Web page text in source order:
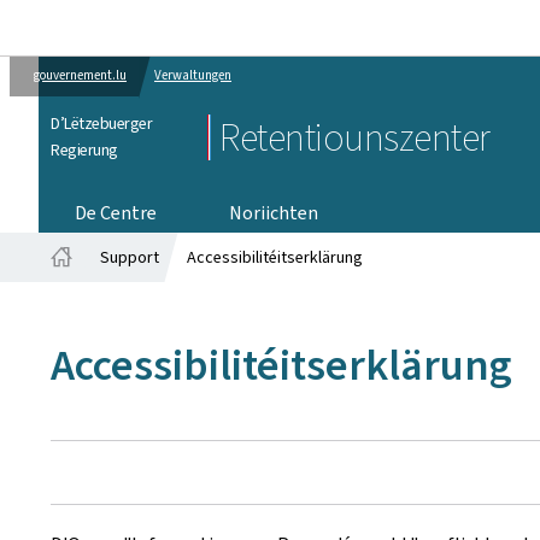
gouvernement.lu Verwaltungen
D’Lëtzebuerger
Regierung
Retentiounszenter
De Centre
Noriichten
Support Accessibilitéitserklärung
Accessibilitéitserklärung